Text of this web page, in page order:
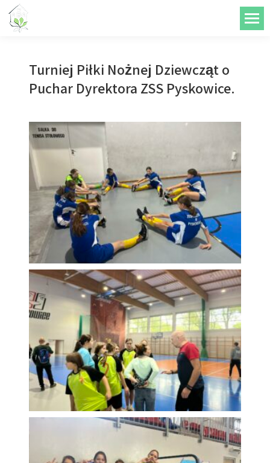
treści
Turniej Piłki Nożnej Dziewcząt o
Puchar Dyrektora ZSS Pyskowice.